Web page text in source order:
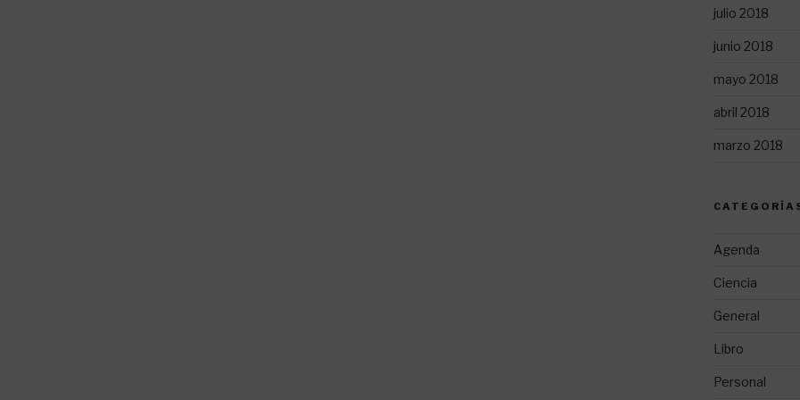
julio 2018
junio 2018
mayo 2018
abril 2018
marzo 2018
Agenda
Ciencia
General
Libro
Personal